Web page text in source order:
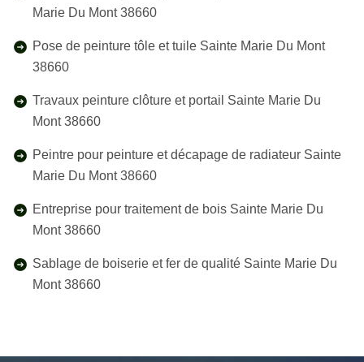
Marie Du Mont 38660
Pose de peinture tôle et tuile Sainte Marie Du Mont
38660
Travaux peinture clôture et portail Sainte Marie Du
Mont 38660
Peintre pour peinture et décapage de radiateur Sainte
Marie Du Mont 38660
Entreprise pour traitement de bois Sainte Marie Du
Mont 38660
Sablage de boiserie et fer de qualité Sainte Marie Du
Mont 38660